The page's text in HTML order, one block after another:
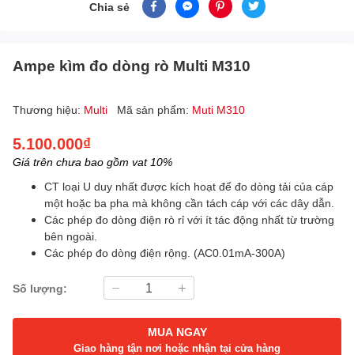
Chia sẻ
Ampe kìm đo dòng rò Multi M310
Thương hiệu: Multi Mã sản phẩm: Muti M310
5.100.000₫
Giá trên chưa bao gồm vat 10%
CT loại U duy nhất được kích hoạt để đo dòng tải của cáp
một hoặc ba pha mà không cần tách cáp với các dây dẫn.
Các phép đo dòng điện rò rỉ với ít tác động nhất từ trường
bên ngoài.
Các phép đo dòng điện rộng. (AC0.01mA-300A)
Số lượng:
MUA NGAY
Giao hàng tận nơi hoặc nhận tại cửa hàng